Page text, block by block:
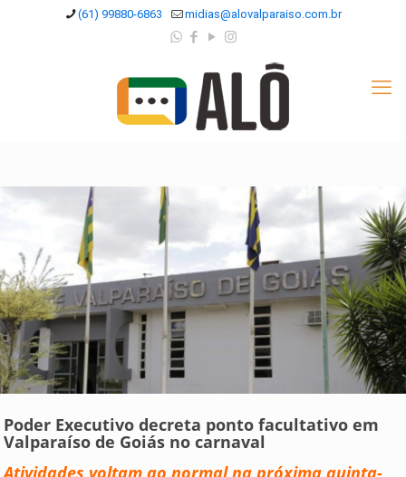
(61) 99880-6863 midias@alovalparaiso.com.br
Poder Executivo decreta ponto facultativo em
Valparaíso de Goiás no carnaval
Atividades voltam ao normal na próxima quinta-